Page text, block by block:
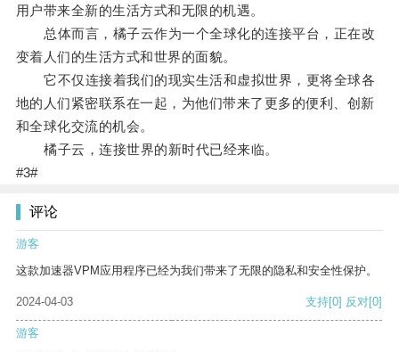
用户带来全新的生活方式和无限的机遇。
总体而言，橘子云作为一个全球化的连接平台，正在改
变着人们的生活方式和世界的面貌。
它不仅连接着我们的现实生活和虚拟世界，更将全球各
地的人们紧密联系在一起，为他们带来了更多的便利、创新
和全球化交流的机会。
橘子云，连接世界的新时代已经来临。
#3#
评论
游客
这款加速器VPM应用程序已经为我们带来了无限的隐私和安全性保护。
2024-04-03 支持[0] 反对[0]
游客